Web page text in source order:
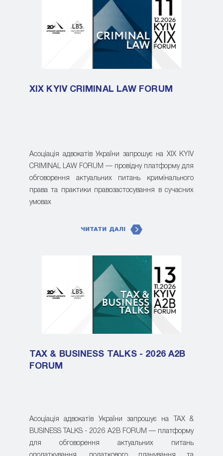
XIX KYIV CRIMINAL LAW FORUM
Асоціація адвокатів України запрошує на XIX KYIV
CRIMINAL LAW FORUM — провідну платформу для
обговорення актуальних питань кримінального
права та практики правозастосування в сучасних
умовах
ЧИТАТИ ДАЛІ
TAX & BUSINESS TALKS - 2026 A2B
FORUM
Асоціація адвокатів України запрошує на TAX &
BUSINESS TALKS - 2026 A2B FORUM — платформу
для обговорення актуальних питань